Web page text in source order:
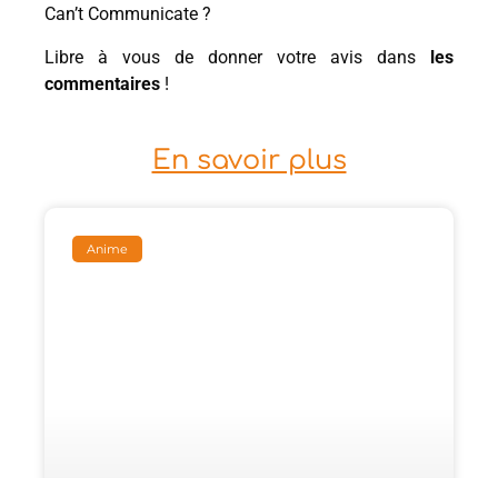
Can’t Communicate ?
Libre à vous de donner votre avis dans les
commentaires !
En savoir plus
Anime